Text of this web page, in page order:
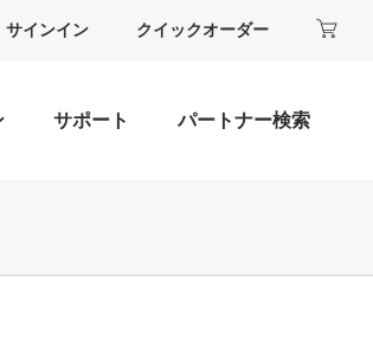
サインイン クイックオーダー
サポート パートナー検索